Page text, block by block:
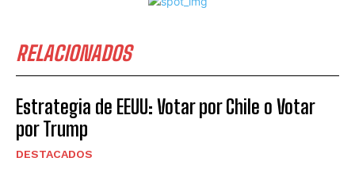
RELACIONADOS
Estrategia de EEUU: Votar por Chile o Votar
por Trump
DESTACADOS